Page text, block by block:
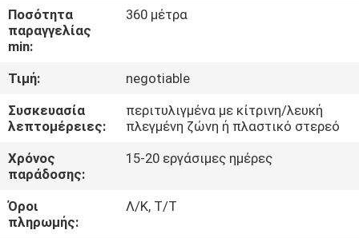
ΠΟΙΟΤΙΚΌΣ
ΈΛΕΓΧΟΣ
ΜΑΣ
ΕΛΆΤΕ
ΣΕ
ΕΠΑΦΉ
ΜΕ
Ποσότητα
παραγγελίας
min:
360 μέτρα
Τιμή:
negotiable
Συσκευασία
λεπτομέρειες:
περιτυλιγμένα με κίτρινη/λευκή
πλεγμένη ζώνη ή πλαστικό στερεό
Χρόνος
παράδοσης:
15-20 εργάσιμες ημέρες
Όροι
πληρωμής:
Λ/Κ, Τ/Τ